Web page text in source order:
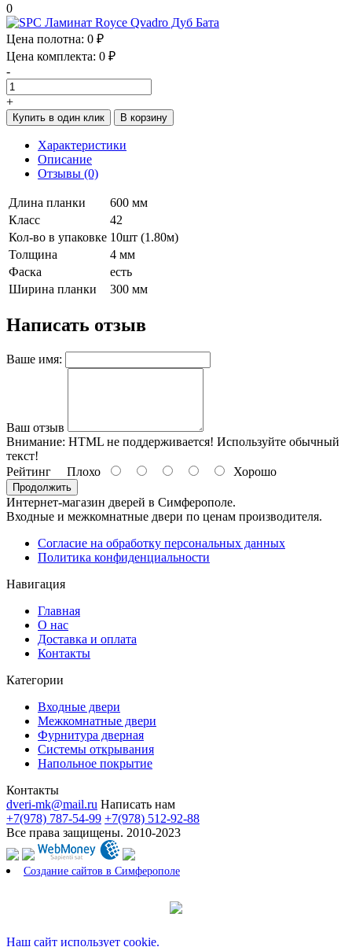
0
Цена полотна: 0 ₽
Цена комплекта: 0 ₽
-
+
Купить в один клик В корзину
Характеристики
Описание
Отзывы (0)
Длина планки
600 мм
Класс
42
Кол-во в упаковке 10шт (1.80м)
Толщина
4 мм
Фаска
есть
Ширина планки
300 мм
Написать отзыв
Ваше имя:
Ваш отзыв
Внимание: HTML не поддерживается! Используйте обычный
текст!
Рейтинг Плохо Хорошо
Продолжить
Интернет-магазин дверей в Симферополе.
Входные и межкомнатные двери по ценам производителя.
Согласие на обработку персональных данных
Политика конфиденциальности
Навигация
Главная
О нас
Доставка и оплата
Контакты
Категории
Входные двери
Межкомнатные двери
Фурнитура дверная
Системы открывания
Напольное покрытие
Контакты
dveri-mk@mail.ru Написать нам
+7(978) 787-54-99 +7(978) 512-92-88
Все права защищены. 2010-2023
Создание сайтов в Симферополе
Наш сайт использует cookie.